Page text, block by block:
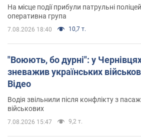
На місце події прибули патрульні
оперативна група
7.08.2026 18:40 10,7 т.
"Воюють, бо дурні": у
зневажив українських
Відео
Водія звільнили після конфлікту з
військових
7.08.2026 15:47 9,2 т.